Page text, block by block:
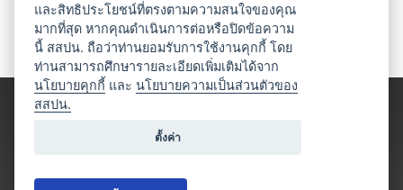
และสิทธิประโยชน์ที่ตรงตามความสนใจของคุณ
มากที่สุด หากคุณดำเนินการต่อหรือปิดข้อความ
นี้ สสปน. ถือว่าท่านยอมรับการใช้งานคุกกี้ โดย
ท่านสามารถศึกษารายละเอียดเพิ่มเติมได้จาก
นโยบายคุกกี้ และนโยบายความเป็นส่วนตัวของ
สสปน.
ตั้งค่า